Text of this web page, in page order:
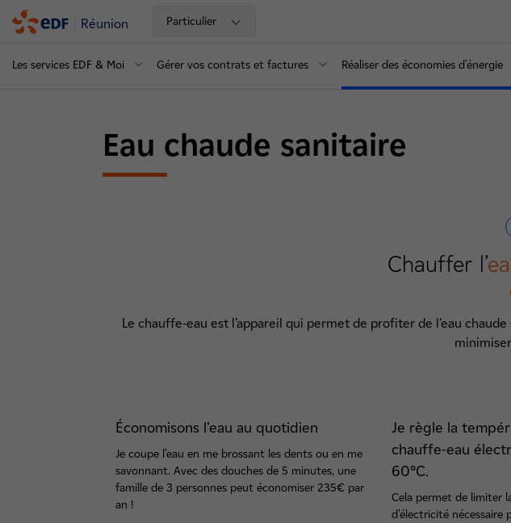
Réunion Particulier
Les services EDF & Moi Gérer vos contrats et factures Réaliser des économies d'énergie
Eau chaude sanitaire
Chauffer l’
Le chauffe-eau est l’appareil qui permet de profiter de l’eau
Économisons l’eau au quotidien
Je coupe l’eau en me brossant les dents ou en me
savonnant. Avec des douches de 5 minutes, une
famille de 3 personnes peut économiser 235€ par
an !
Je règle la
chauffe-eau
60°C.
Cela permet de limiter
d'électricité nécessaire